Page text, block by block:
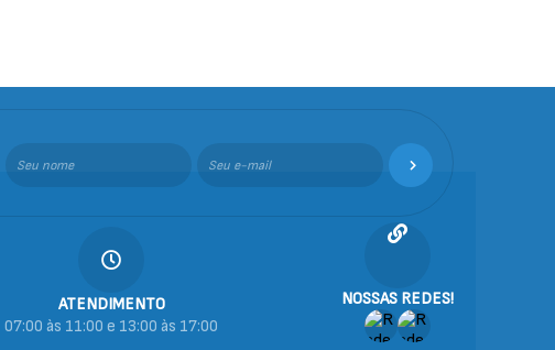
NOSSAS REDES!
ATENDIMENTO
07:00 às 11:00 e 13:00 às 17:00